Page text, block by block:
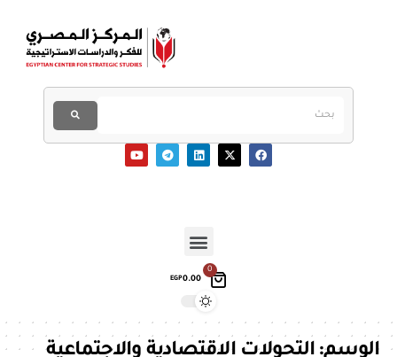
0
EGP0.00
الوسم:التحولات الاقتصادية والاجتماعية